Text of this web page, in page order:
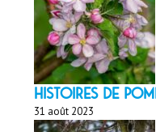
HISTOIRES DE
31 août 2023